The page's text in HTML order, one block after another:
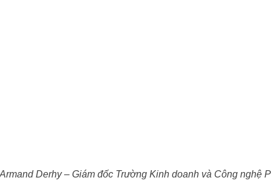
Derhy – Giám đốc Trường Kinh doanh và Công nghệ